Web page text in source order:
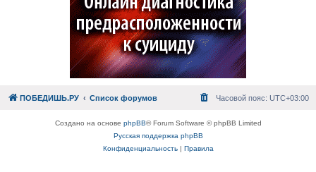
ПОБЕДИШЬ.РУ Список форумов Часовой пояс: UTC+03:00
Создано на основе phpBB® Forum Software © phpBB Limited
Русская поддержка phpBB
Конфиденциальность| Правила